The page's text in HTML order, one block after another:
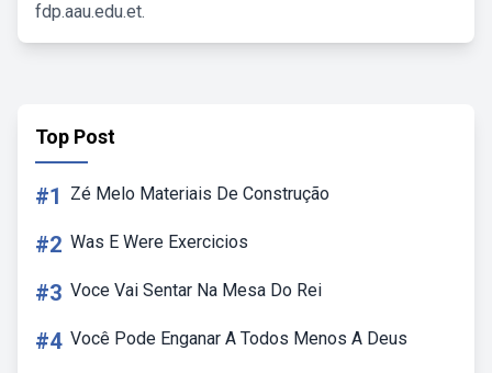
fdp.aau.edu.et.
Top Post
#1 Zé Melo Materiais De Construção
#2 Was E Were Exercicios
#3 Voce Vai Sentar Na Mesa Do Rei
#4 Você Pode Enganar A Todos Menos A Deus